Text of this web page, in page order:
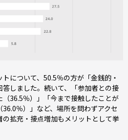
について、50.5％の方が「金銭的・
しました。続いて、「参加者との接
36.5％）」「今まで接触したことが
％）」など、場所を問わずアクセ
拡充・接点増加もメリットとして挙